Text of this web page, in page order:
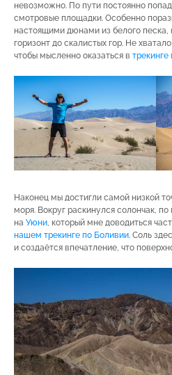
невозможно. По пути постоянно
смотровые площадки. Особенно
настоящими дюнами из белого песка,
горизонт до скалистых гор. Не
чтобы мысленно оказаться в
Наконец мы достигли самой низкой
моря. Вокруг раскинулся солончак,
на Уюни, который мне доводиться
нашем трекинге по Боливии. Соль
и создаётся впечатление, что